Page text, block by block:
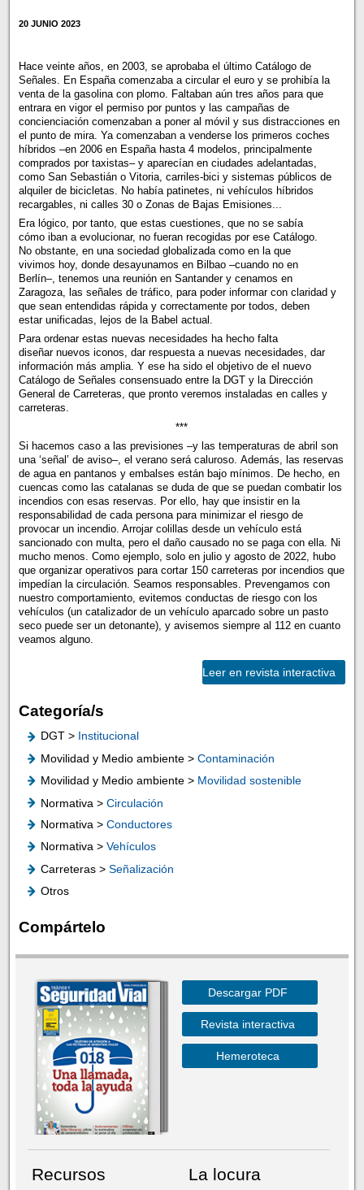
20 JUNIO 2023
Hace veinte años, en 2003, se aprobaba el último Catálogo de
Señales. En España comenzaba a circular el euro y se prohibía la
venta de la gasolina con plomo. Faltaban aún tres años para que
entrara en vigor el permiso por puntos y las campañas de
concienciación comenzaban a poner al móvil y sus distracciones en
el punto de mira. Ya comenzaban a venderse los primeros coches
híbridos –en 2006 en España hasta 4 modelos, principalmente
comprados por taxistas– y aparecían en ciudades adelantadas,
como San Sebastián o Vitoria, carriles-bici y sistemas públicos de
alquiler de bicicletas. No había patinetes, ni vehículos híbridos
recargables, ni calles 30 o Zonas de Bajas Emisiones...
Era lógico, por tanto, que estas cuestiones, que no se sabía
cómo iban a evolucionar, no fueran recogidas por ese Catálogo.
No obstante, en una sociedad globalizada como en la que
vivimos hoy, donde desayunamos en Bilbao –cuando no en
Berlín–, tenemos una reunión en Santander y cenamos en
Zaragoza, las señales de tráfico, para poder informar con claridad y
que sean entendidas rápida y correctamente por todos, deben
estar unificadas, lejos de la Babel actual.
Para ordenar estas nuevas necesidades ha hecho falta
diseñar nuevos iconos, dar respuesta a nuevas necesidades, dar
información más amplia. Y ese ha sido el objetivo de el nuevo
Catálogo de Señales consensuado entre la DGT y la Dirección
General de Carreteras, que pronto veremos instaladas en calles y
carreteras.
***
Si hacemos caso a las previsiones –y las temperaturas de abril son
una ‘señal’ de aviso–, el verano será caluroso. Además, las reservas
de agua en pantanos y embalses están bajo mínimos. De hecho, en
cuencas como las catalanas se duda de que se puedan combatir los
incendios con esas reservas. Por ello, hay que insistir en la
responsabilidad de cada persona para minimizar el riesgo de
provocar un incendio. Arrojar colillas desde un vehículo está
sancionado con multa, pero el daño causado no se paga con ella. Ni
mucho menos. Como ejemplo, solo en julio y agosto de 2022, hubo
que organizar operativos para cortar 150 carreteras por incendios que
impedían la circulación. Seamos responsables. Prevengamos con
nuestro comportamiento, evitemos conductas de riesgo con los
vehículos (un catalizador de un vehículo aparcado sobre un pasto
seco puede ser un detonante), y avisemos siempre al 112 en cuanto
veamos alguno.
Leer en revista interactiva
Categoría/s
DGT > Institucional
Movilidad y Medio ambiente > Contaminación
Movilidad y Medio ambiente > Movilidad sostenible
Normativa > Circulación
Normativa > Conductores
Normativa > Vehículos
Carreteras > Señalización
Otros
Compártelo
Descargar PDF
Revista interactiva
Hemeroteca
Recursos
La locura